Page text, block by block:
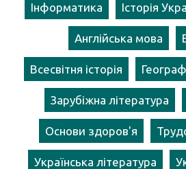
Інформатика Історія
Англійська мова
Всесвітня історія
Зарубіжна література
Основи здоров'я
Українська література